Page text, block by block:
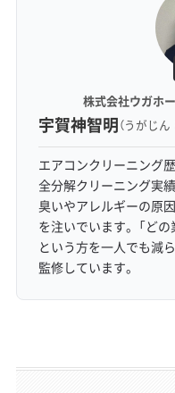
株式会社ウガホ
宇賀神智明（うがじん
エアコンクリーニング
全分解クリーニング実
臭いやアレルギーの原
を注いでいます。「ど
という方を一人でも減
監修しています。